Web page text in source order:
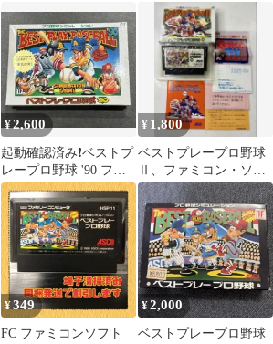
タ ファミコンソフト
¥2,600
起動確認済み❗️ベストプ
レープロ野球 '90 ファ
ミコンソフト
¥ 1,800
ベストプレープロ野球
Ⅱ、ファミコン・ソフ
ト、箱・取扱説明書・
ケース・ハガキ付
¥349
FC ファミコンソフト
¥2,000
ベストプレープロ野球